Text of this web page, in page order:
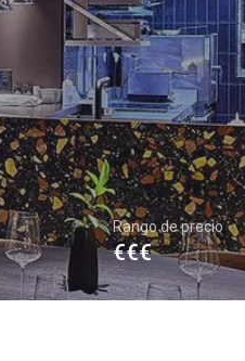
Rango de precio
€€€